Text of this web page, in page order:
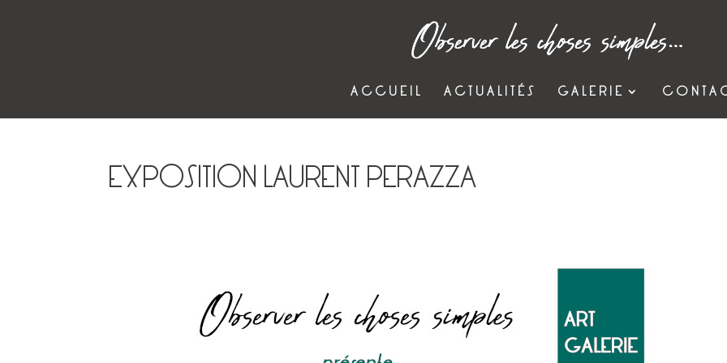
ACCUEIL ACTUALITÉS GALERIE
EXPOSITION LAURENT PERAZZA